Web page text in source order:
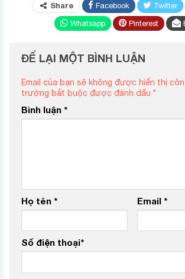
Share Facebook Twitter
Whatsapp
Pinterest
ĐỂ LẠI MỘT BÌNH LUẬN
Email của bạn sẽ không được hiển thị
trường bắt buộc được đánh dấu *
Bình luận *
Họ tên * Email *
Số điện thoại*